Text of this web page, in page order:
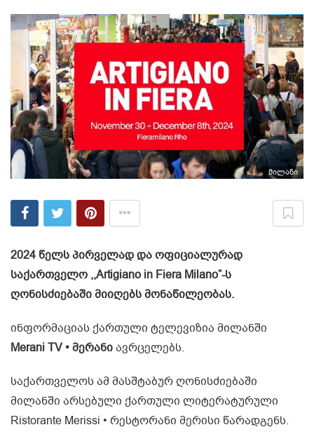
მილანი
2024 წელს პირველად და ოფიციალურად
საქართველო ,,Artigiano in Fiera Milano”-ს
ღონისძიებაში მიიღებს მონაწილეობას.
ინფორმაციას ქართული ტელევიზია მილანში
Merani TV • მერანიავრცელებს.
საქართველოს ამ მასშტაბურ ღონისძიებაში
მილანში არსებული ქართული ლიტერატურული
Ristorante Merissi • რესტორანი მერისი წარადგენს.